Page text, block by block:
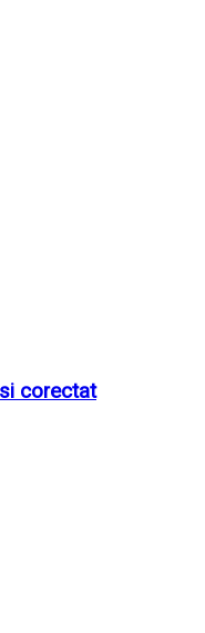
corectat